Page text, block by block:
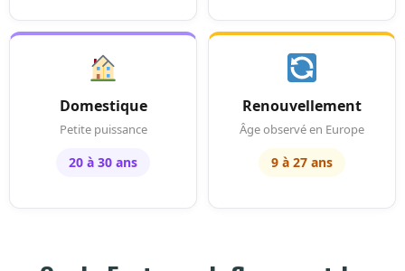
Domestique
Petite puissance
20 à 30 ans
Renouvellement
Âge observé en Europe
9 à 27 ans